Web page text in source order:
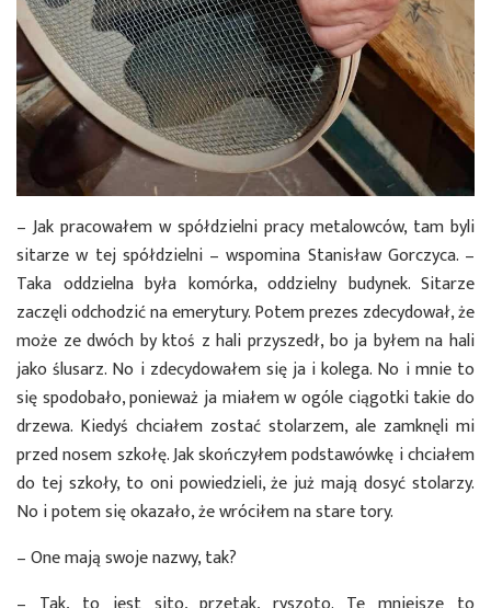
– Jak pracowałem w spółdzielni pracy metalowców, tam byli
sitarze w tej spółdzielni – wspomina Stanisław Gorczyca. –
Taka oddzielna była komórka, oddzielny budynek. Sitarze
zaczęli odchodzić na emerytury. Potem prezes zdecydował, że
może ze dwóch by ktoś z hali przyszedł, bo ja byłem na hali
jako ślusarz. No i zdecydowałem się ja i kolega. No i mnie to
się spodobało, ponieważ ja miałem w ogóle ciągotki takie do
drzewa. Kiedyś chciałem zostać stolarzem, ale zamknęli mi
przed nosem szkołę. Jak skończyłem podstawówkę i chciałem
do tej szkoły, to oni powiedzieli, że już mają dosyć stolarzy.
No i potem się okazało, że wróciłem na stare tory.
– One mają swoje nazwy, tak?